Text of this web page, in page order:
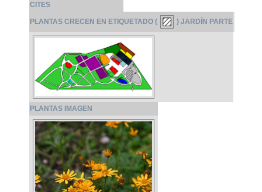
CITES
PLANTAS CRECEN EN ETIQUETADO ( ) JARDÍN PARTE
PLANTAS IMAGEN